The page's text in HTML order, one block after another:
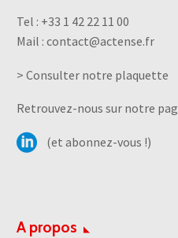
Tel : +33 1 42 22 11 00
Mail : contact@actense.fr
> Consulter notre plaquette
Retrouvez-nous sur notre
(et abonnez-vous !)
A propos